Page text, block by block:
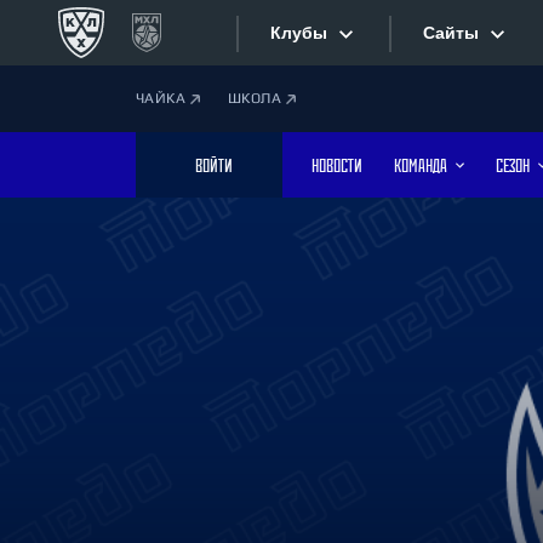
Клубы
Дивизион Боброва
Лада
Сайты
Фотобанк
ЧАЙКА ШКОЛА
ВОЙТИ НОВОСТИ КОМАНДА СЕЗОН